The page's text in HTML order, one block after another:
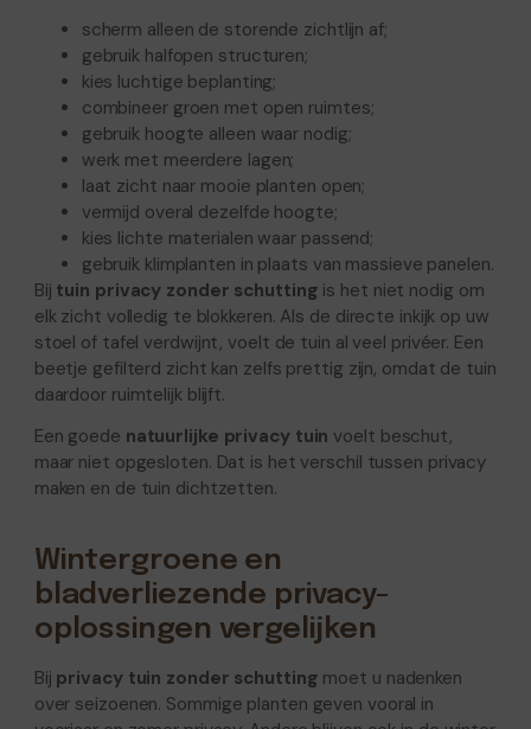
scherm alleen de storende zichtlijn af;
gebruik halfopen structuren;
kies luchtige beplanting;
combineer groen met open ruimtes;
gebruik hoogte alleen waar nodig;
werk met meerdere lagen;
laat zicht naar mooie planten open;
vermijd overal dezelfde hoogte;
kies lichte materialen waar passend;
gebruik klimplanten in plaats van massieve panelen.
Bij tuin privacy zonder schutting is het niet nodig om
elk zicht volledig te blokkeren. Als de directe inkijk op uw
stoel of tafel verdwijnt, voelt de tuin al veel privéer. Een
beetje gefilterd zicht kan zelfs prettig zijn, omdat de tuin
daardoor ruimtelijk blijft.
Een goede natuurlijke privacy tuin voelt beschut,
maar niet opgesloten. Dat is het verschil tussen privacy
maken en de tuin dichtzetten.
Wintergroene en
bladverliezende privacy-
oplossingen vergelijken
Bij privacy tuin zonder schutting moet u nadenken
over seizoenen. Sommige planten geven vooral in